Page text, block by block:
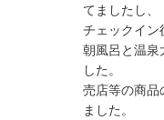
てましたし、
チェックイン
朝風呂と温泉
した。
売店等の商品
ました。